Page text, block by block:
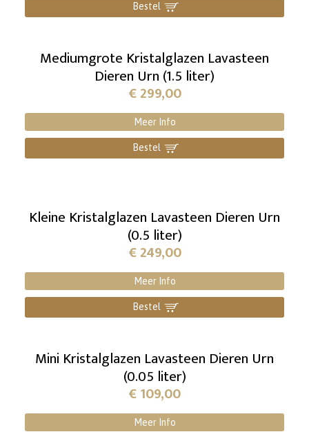
Bestel ]
Mediumgrote Kristalglazen Lavasteen
Dieren Urn (1.5 liter)
€299,00
Meer Info
Bestel ]
Kleine Kristalglazen Lavasteen Dieren Urn
(0.5 liter)
€249,00
Meer Info
Bestel ]
Mini Kristalglazen Lavasteen Dieren Urn
(0.05 liter)
€109,00
Meer Info